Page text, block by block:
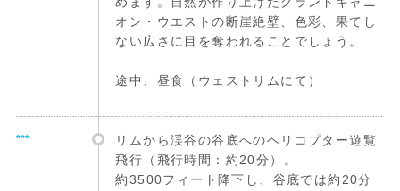
オン・ウエストの断崖絶壁、色彩、果てし
ない広さに目を奪われることでしょう。
途中、昼食（ウェストリムにて）
***
リムから渓谷の谷底へのヘリコプター遊覧
飛行（飛行時間：約20分）。
約3500フィート降下し、谷底では約20分